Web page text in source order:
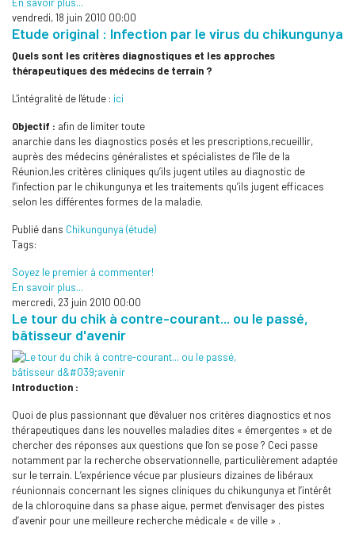
vendredi, 18 juin 2010 00:00
Etude original : Infection par le virus du chikungunya
Quels sont les critères diagnostiques et les approches
thérapeutiques des médecins de terrain ?
L'intégralité de l'étude : ici
Objectif : afin de limiter toute
anarchie dans les diagnostics posés et les prescriptions,recueillir,
auprès des médecins généralistes et spécialistes de l’île de la
Réunion,les critères cliniques qu’ils jugent utiles au diagnostic de
l’infection par le chikungunya et les traitements qu’ils jugent efficaces
selon les différentes formes de la maladie.
Publié dans Chikungunya (étude)
Tags:
Soyez le premier à commenter!
En savoir plus...
mercredi, 23 juin 2010 00:00
Le tour du chik à contre-courant... ou le passé,
bâtisseur d'avenir
Introduction :
Quoi de plus passionnant que d'évaluer nos critères diagnostics et nos
thérapeutiques dans les nouvelles maladies dites « émergentes » et de
chercher des réponses aux questions que l'on se pose ? Ceci passe
notamment par la recherche observationnelle, particulièrement adaptée
sur le terrain. L’expérience vécue par plusieurs dizaines de libéraux
réunionnais concernant les signes cliniques du chikungunya et l’intérêt
de la chloroquine dans sa phase aigue, permet d’envisager des pistes
d’avenir pour une meilleure recherche médicale « de ville » .